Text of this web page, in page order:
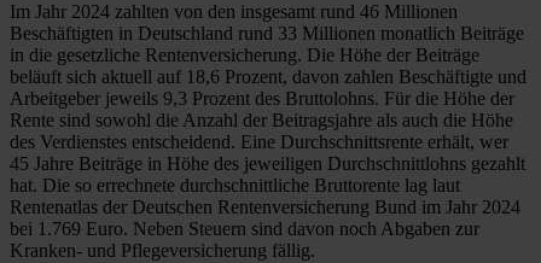
Im Jahr 2024 zahlten von den insgesamt rund 46 Millionen
Beschäftigten in Deutschland rund 33 Millionen monatlich Beiträge
in die gesetzliche Rentenversicherung. Die Höhe der Beiträge
beläuft sich aktuell auf 18,6 Prozent, davon zahlen Beschäftigte und
Arbeitgeber jeweils 9,3 Prozent des Bruttolohns. Für die Höhe der
Rente sind sowohl die Anzahl der Beitragsjahre als auch die Höhe
des Verdienstes entscheidend. Eine Durchschnittsrente erhält, wer
45 Jahre Beiträge in Höhe des jeweiligen Durchschnittlohns gezahlt
hat. Die so errechnete durchschnittliche Bruttorente lag laut
Rentenatlas der Deutschen Rentenversicherung Bund im Jahr 2024
bei 1.769 Euro. Neben Steuern sind davon noch Abgaben zur
Kranken- und Pflegeversicherung fällig.